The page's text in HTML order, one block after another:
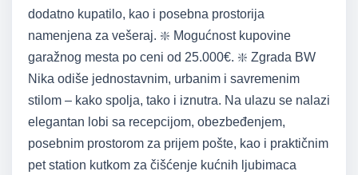
dodatno kupatilo, kao i posebna prostorija
namenjena za vešeraj. ❇️ Mogućnost kupovine
garažnog mesta po ceni od 25.000€. ❇️ Zgrada BW
Nika odiše jednostavnim, urbanim i savremenim
stilom – kako spolja, tako i iznutra. Na ulazu se nalazi
elegantan lobi sa recepcijom, obezbeđenjem,
posebnim prostorom za prijem pošte, kao i praktičnim
pet station kutkom za čišćenje kućnih ljubimaca